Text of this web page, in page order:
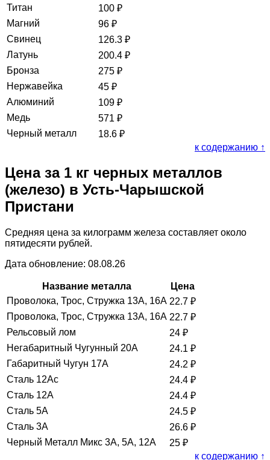
Титан
100 ₽
Магний
96 ₽
Свинец
126.3 ₽
Латунь
200.4 ₽
Бронза
275 ₽
Нержавейка
45 ₽
Алюминий
109 ₽
Медь
571 ₽
Черный металл
18.6 ₽
к содержанию ↑
Цена за 1 кг черных металлов
(железо) в Усть-Чарышской
Пристани
Средняя цена за килограмм железа составляет около
пятидесяти рублей.
Дата обновление: 08.08.26
Название металла
Цена
Проволока, Трос, Стружка 13А, 16А 22.7 ₽
Проволока, Трос, Стружка 13А, 16А 22.7 ₽
Рельсовый лом
24 ₽
Негабаритный Чугунный 20А
24.1 ₽
Габаритный Чугун 17А
24.2 ₽
Сталь 12Ас
24.4 ₽
Сталь 12А
24.4 ₽
Сталь 5А
24.5 ₽
Сталь 3А
26.6 ₽
Черный Металл Микс 3А, 5А, 12А
25 ₽
к содержанию ↑